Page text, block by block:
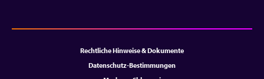
Rechtliche Hinweise & Dokumente
Datenschutz-Bestimmungen